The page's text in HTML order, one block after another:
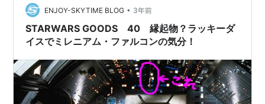
ENJOY-SKYTIME BLOG • 3年前
STARWARS GOODS 40 縁起物？ラッキーダ
イスでミレニアム・ファルコンの気分！